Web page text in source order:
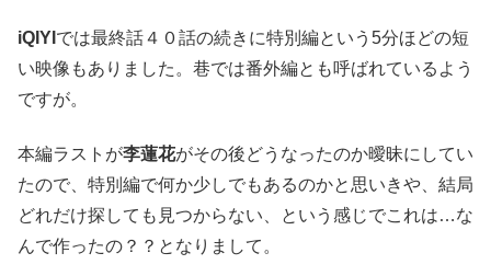
iQIYI では最終話４０話の続きに特別編という5分ほどの短
い映像もありました。巷では番外編とも呼ばれているよう
ですが。
本編ラストが李蓮花がその後どうなったのか曖昧にしてい
たので、特別編で何か少しでもあるのかと思いきや、結局
どれだけ探しても見つからない、という感じでこれは…な
んで作ったの？？となりまして。